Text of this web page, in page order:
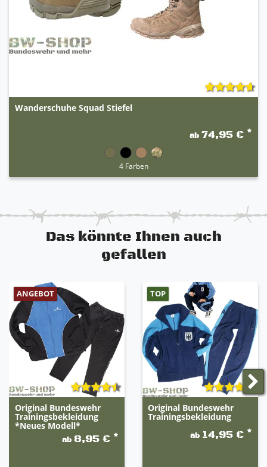
Wanderschuhe Squad Stiefel
ab74,95 € *
4 Farben
Das könnte Ihnen auch
gefallen
ANGEBOT
Original Bundeswehr
Trainingsbekleidung
*Neues Modell*
ab 8,95 € *
TOP
Original Bundeswehr
Trainingsbekleidung
ab 14,95 € *